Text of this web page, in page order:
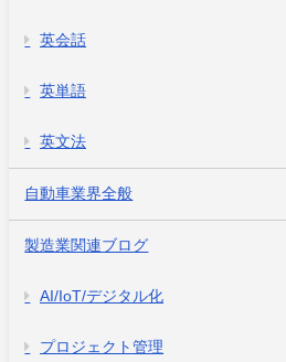
英会話
英単語
英文法
自動車業界全般
製造業関連ブログ
AI/IoT/デジタル化
プロジェクト管理